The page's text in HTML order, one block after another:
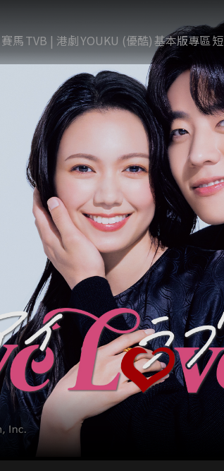
賽馬TVB | 港劇YOUKU (優酷)基本版專區